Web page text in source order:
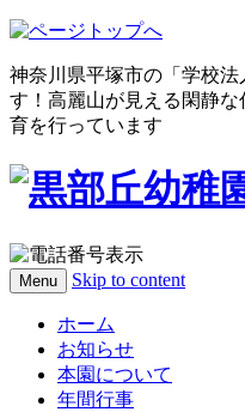
神奈川県平塚市の「学校
す！高麗山が見える閑静
育を行っています
Menu Skip to content
ホーム
お知らせ
本園について
年間行事